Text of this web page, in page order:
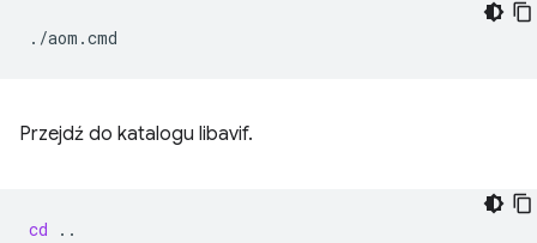
Przejdź do katalogu libavif.
cd